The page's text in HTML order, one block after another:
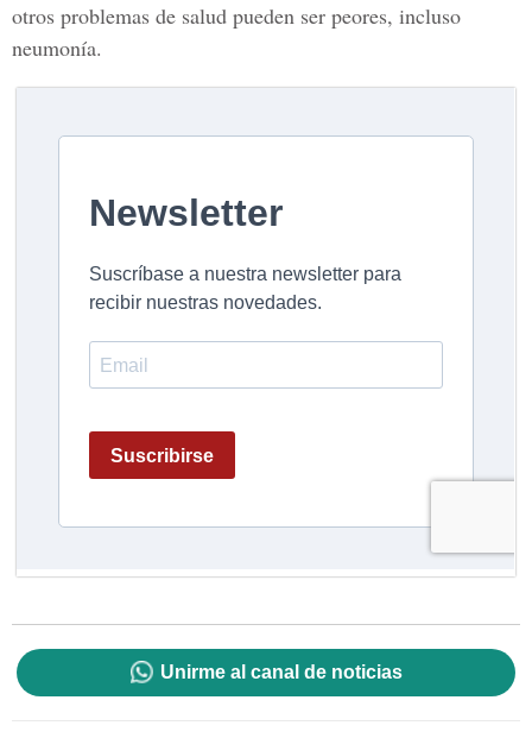
otros problemas de salud pueden ser peores, incluso
neumonía.
Unirme al canal de noticias